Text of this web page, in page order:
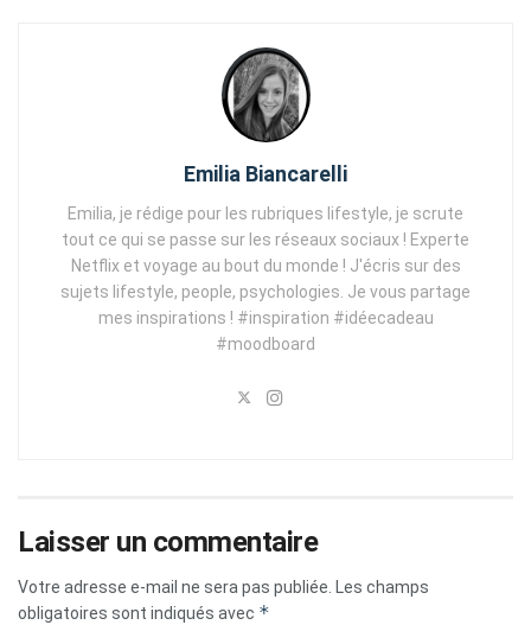
Emilia Biancarelli
Emilia, je rédige pour les rubriques lifestyle, je scrute
tout ce qui se passe sur les réseaux sociaux ! Experte
Netflix et voyage au bout du monde ! J'écris sur des
sujets lifestyle, people, psychologies. Je vous partage
mes inspirations ! #inspiration #idéecadeau
#moodboard
Laisser un commentaire
Votre adresse e-mail ne sera pas publiée.
Les champs
obligatoires sont indiqués avec *